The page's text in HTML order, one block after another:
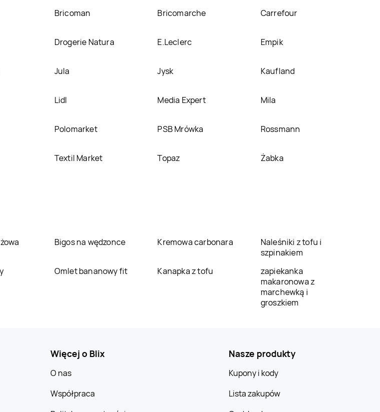
Bricoman Bricomarche Carrefour
Drogerie Natura E.Leclerc Empik
Jula Jysk Kaufland
Lidl Media Expert Mila
Polomarket PSB Mrówka Rossmann
Textil Market Topaz Żabka
Bigos na wędzonce Kremowa carbonara
Naleśniki z tofu i
szpinakiem
Omlet bananowy fit Kanapka z tofu
zapiekanka
makaronowa z
marchewką i
groszkiem
Więcej o Blix
O nas
Współpraca
Nasze produkty
Kupony i kody
Lista zakupów